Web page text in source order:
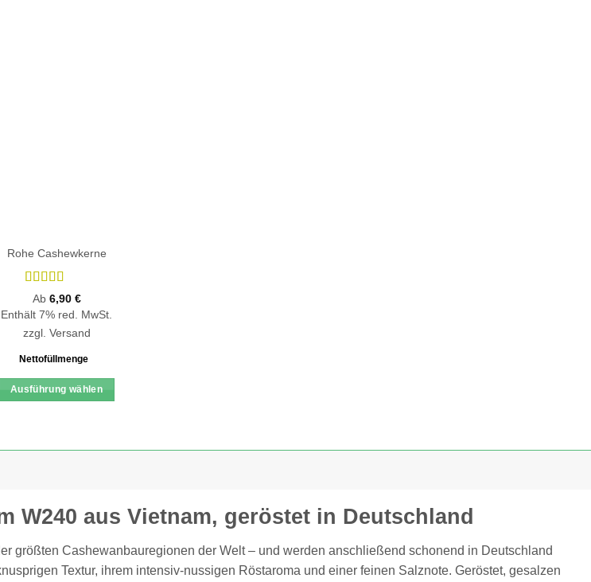
Rohe Cashewkerne
Bewertet
mit4.92
von 5
Ab 6,90 €
Enthält 7% red. MwSt.
zzgl. Versand
Nettofüllmenge
Ausführung wählen
Die
können
auf
W240 aus Vietnam, geröstet in Deutschland
größten Cashewanbauregionen der Welt – und werden anschließend schonend in Deutschland
Textur, ihrem intensiv-nussigen Röstaroma und einer feinen Salznote. Geröstet, gesalzen